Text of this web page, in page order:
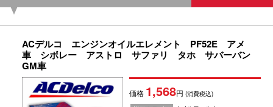
ACデルコ エンジンオイルエレメント PF52E アメ
車 シボレー アストロ サファリ タホ サバーバン
GM車
価格 1,568円(消費税込)